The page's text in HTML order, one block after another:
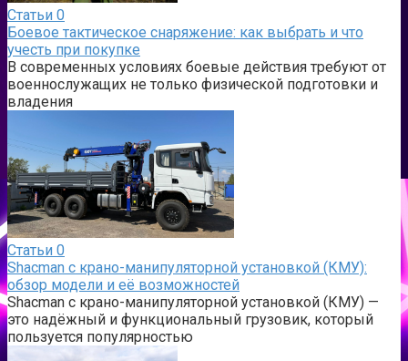
Статьи 0
Боевое тактическое снаряжение: как выбрать и что
учесть при покупке
В современных условиях боевые действия требуют от
военнослужащих не только физической подготовки и
владения
Статьи 0
Shacman с крано-манипуляторной установкой (КМУ):
обзор модели и её возможностей
Shacman с крано-манипуляторной установкой (КМУ) —
это надёжный и функциональный грузовик, который
пользуется популярностью